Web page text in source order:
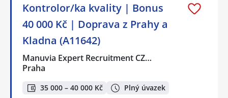
Kontrolor/ka kvality | Bonus
40 000 Kč | Doprava z Prahy a
Kladna (A11642)
Manuvia Expert Recruitment CZ…
Praha
35 000 – 40 000 Kč Plný úvazek